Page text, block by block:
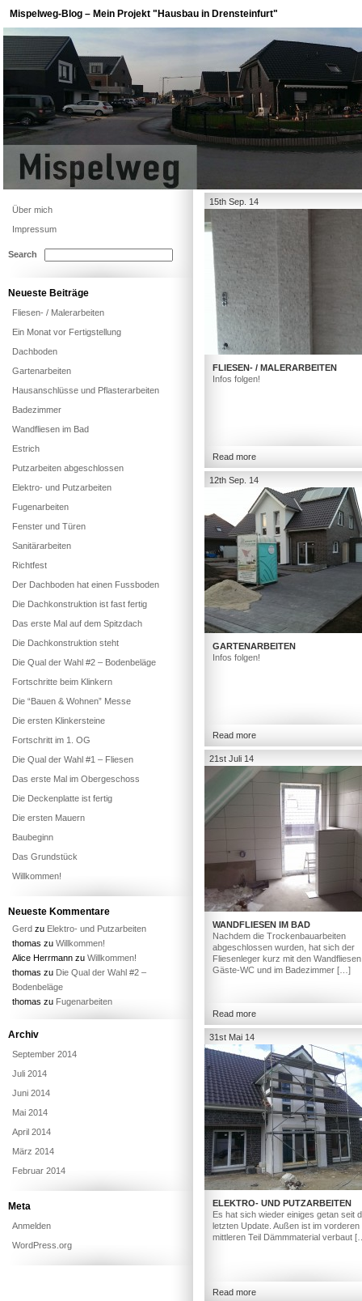
Mispelweg-Blog – Mein Projekt "Hausbau in Drensteinfurt"
15th Sep. 14
FLIESEN- / MALERARBEITEN
Infos folgen!
Read more
12th Sep. 14
GARTENARBEITEN
Infos folgen!
Read more
21st Juli 14
WANDFLIESEN IM BAD
Nachdem die Trockenbauarbeiten
abgeschlossen wurden, hat sich der
Fliesenleger kurz mit den
Gäste-WC und im Badezimmer […]
Read more
31st Mai 14
ELEKTRO- UND PUTZARBEITEN
Es hat sich wieder einiges getan seit
letzten Update. Außen ist im vorderen
mittleren Teil Dämmmaterial verbaut
Read more
Über mich
Impressum
Search
Neueste Beiträge
Fliesen- / Malerarbeiten
Ein Monat vor Fertigstellung
Dachboden
Gartenarbeiten
Hausanschlüsse und Pflasterarbeiten
Badezimmer
Wandfliesen im Bad
Estrich
Putzarbeiten abgeschlossen
Elektro- und Putzarbeiten
Fugenarbeiten
Fenster und Türen
Sanitärarbeiten
Richtfest
Der Dachboden hat einen Fussboden
Die Dachkonstruktion ist fast fertig
Das erste Mal auf dem Spitzdach
Die Dachkonstruktion steht
Die Qual der Wahl #2 – Bodenbeläge
Fortschritte beim Klinkern
Die “Bauen & Wohnen” Messe
Die ersten Klinkersteine
Fortschritt im 1. OG
Die Qual der Wahl #1 – Fliesen
Das erste Mal im Obergeschoss
Die Deckenplatte ist fertig
Die ersten Mauern
Baubeginn
Das Grundstück
Willkommen!
Neueste Kommentare
Gerd zu Elektro- und Putzarbeiten
thomas zu Willkommen!
Alice Herrmann zu Willkommen!
thomas zu Die Qual der Wahl #2 –
Bodenbeläge
thomas zu Fugenarbeiten
Archiv
September 2014
Juli 2014
Juni 2014
Mai 2014
April 2014
März 2014
Februar 2014
Meta
Anmelden
WordPress.org